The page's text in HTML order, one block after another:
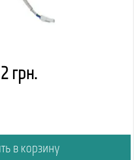
грн.
в корзину